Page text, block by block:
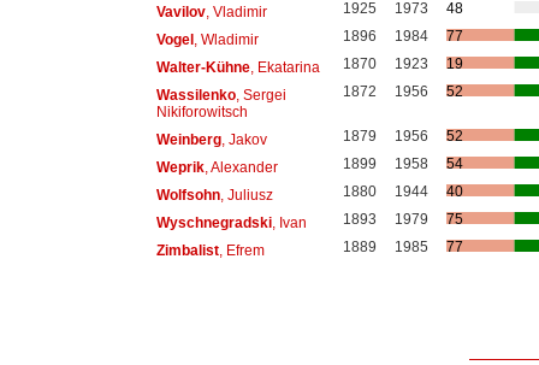
Vavilov, Vladimir 1925 1973
48
Vogel, Wladimir 1896 1984
77
Walter-Kühne, Ekatarina 1870 1923
19
Wassilenko, Sergei
Nikiforowitsch
1872 1956 52
Weinberg, Jakov 1879 1956
52
Weprik, Alexander 1899 1958
54
Wolfsohn, Juliusz 1880 1944
40
Wyschnegradski, Ivan 1893 1979
75
Zimbalist, Efrem 1889 1985 77